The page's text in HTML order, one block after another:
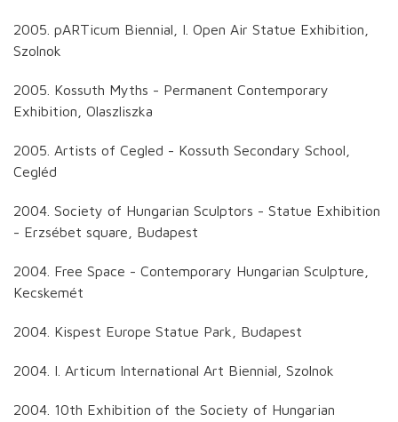
2005. pARTicum Biennial, I. Open Air Statue Exhibition,
Szolnok
2005. Kossuth Myths - Permanent Contemporary
Exhibition, Olaszliszka
2005. Artists of Cegled - Kossuth Secondary School,
Cegléd
2004. Society of Hungarian Sculptors - Statue Exhibition
- Erzsébet square, Budapest
2004. Free Space - Contemporary Hungarian Sculpture,
Kecskemét
2004. Kispest Europe Statue Park, Budapest
2004. I. Articum International Art Biennial, Szolnok
2004. 10th Exhibition of the Society of Hungarian